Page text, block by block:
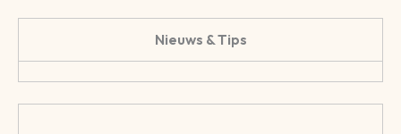
Nieuws & Tips